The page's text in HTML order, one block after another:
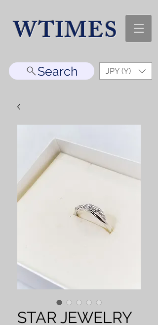
WTIMES
Search JPY (¥)
STAR JEWELRY